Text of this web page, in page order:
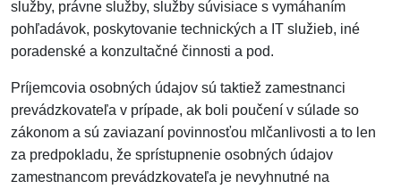
služby, právne služby, služby súvisiace s vymáhaním
pohľadávok, poskytovanie technických a IT služieb, iné
poradenské a konzultačné činnosti a pod.
Príjemcovia osobných údajov sú taktiež zamestnanci
prevádzkovateľa v prípade, ak boli poučení v súlade so
zákonom a sú zaviazaní povinnosťou mlčanlivosti a to len
za predpokladu, že sprístupnenie osobných údajov
zamestnancom prevádzkovateľa je nevyhnutné na